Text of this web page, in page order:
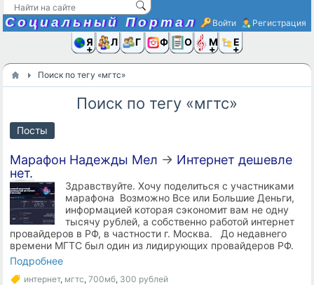
Социальный Портал Войти Регистрация
Я иЛюди
Группы
Фото Ещё
Поиск по тегу «мгтс»
Поиск по тегу «мгтс»
Посты
Марафон Надежды Мел → Интернет дешевле
нет.
Здравствуйте. Хочу поделиться с участниками
марафона Возможно Все или Большие Деньги,
информацией которая сэкономит вам не одну
тысячу рублей, а собственно работой интернет
провайдеров в РФ, в частности г. Москва. До недавнего
времени МГТС был один из лидирующих провайдеров РФ.
Подробнее
интернет, мгтс,700мб, 300 рублей